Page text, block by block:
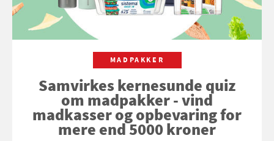
MADPAKKER
Samvirkes kernesunde quiz
om madpakker - vind
madkasser og opbevaring for
mere end 5000 kroner